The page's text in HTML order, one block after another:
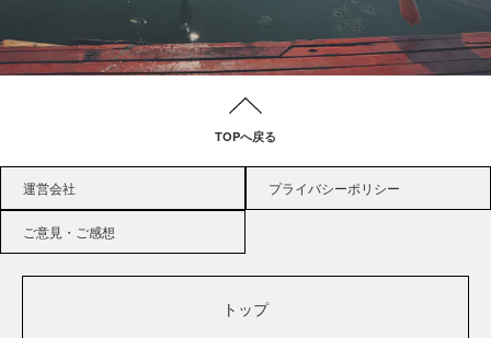
TOPへ戻る
運営会社 プライバシーポリシー
ご意見・ご感想
トップ